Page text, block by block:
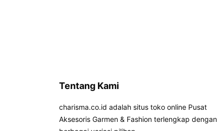
Tentang Kami
charisma.co.id adalah situs toko online Pusat
Aksesoris Garmen & Fashion terlengkap dengan